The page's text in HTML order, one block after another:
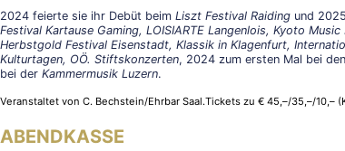
2024 feierte sie ihr Debüt beim Liszt Festival Raiding und
Festival Kartause Gaming, LOISIARTE Langenlois, Kyoto
Herbstgold Festival Eisenstadt, Klassik in Klagenfurt,
Kulturtagen, OÖ. Stiftskonzerten, 2024 zum ersten Mal bei den
bei der Kammermusik Luzern.
Veranstaltet von C. Bechstein/Ehrbar Saal.Tickets zu € 45,–/35,–/
ABENDKASSE